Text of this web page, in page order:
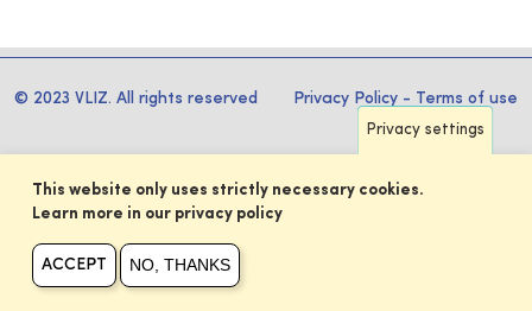
© 2023 VLIZ. All rights reserved Privacy Policy - Terms of use
Privacy settings
This website only uses strictly necessary cookies.
Learn more in our privacy policy
ACCEPT NO, THANKS